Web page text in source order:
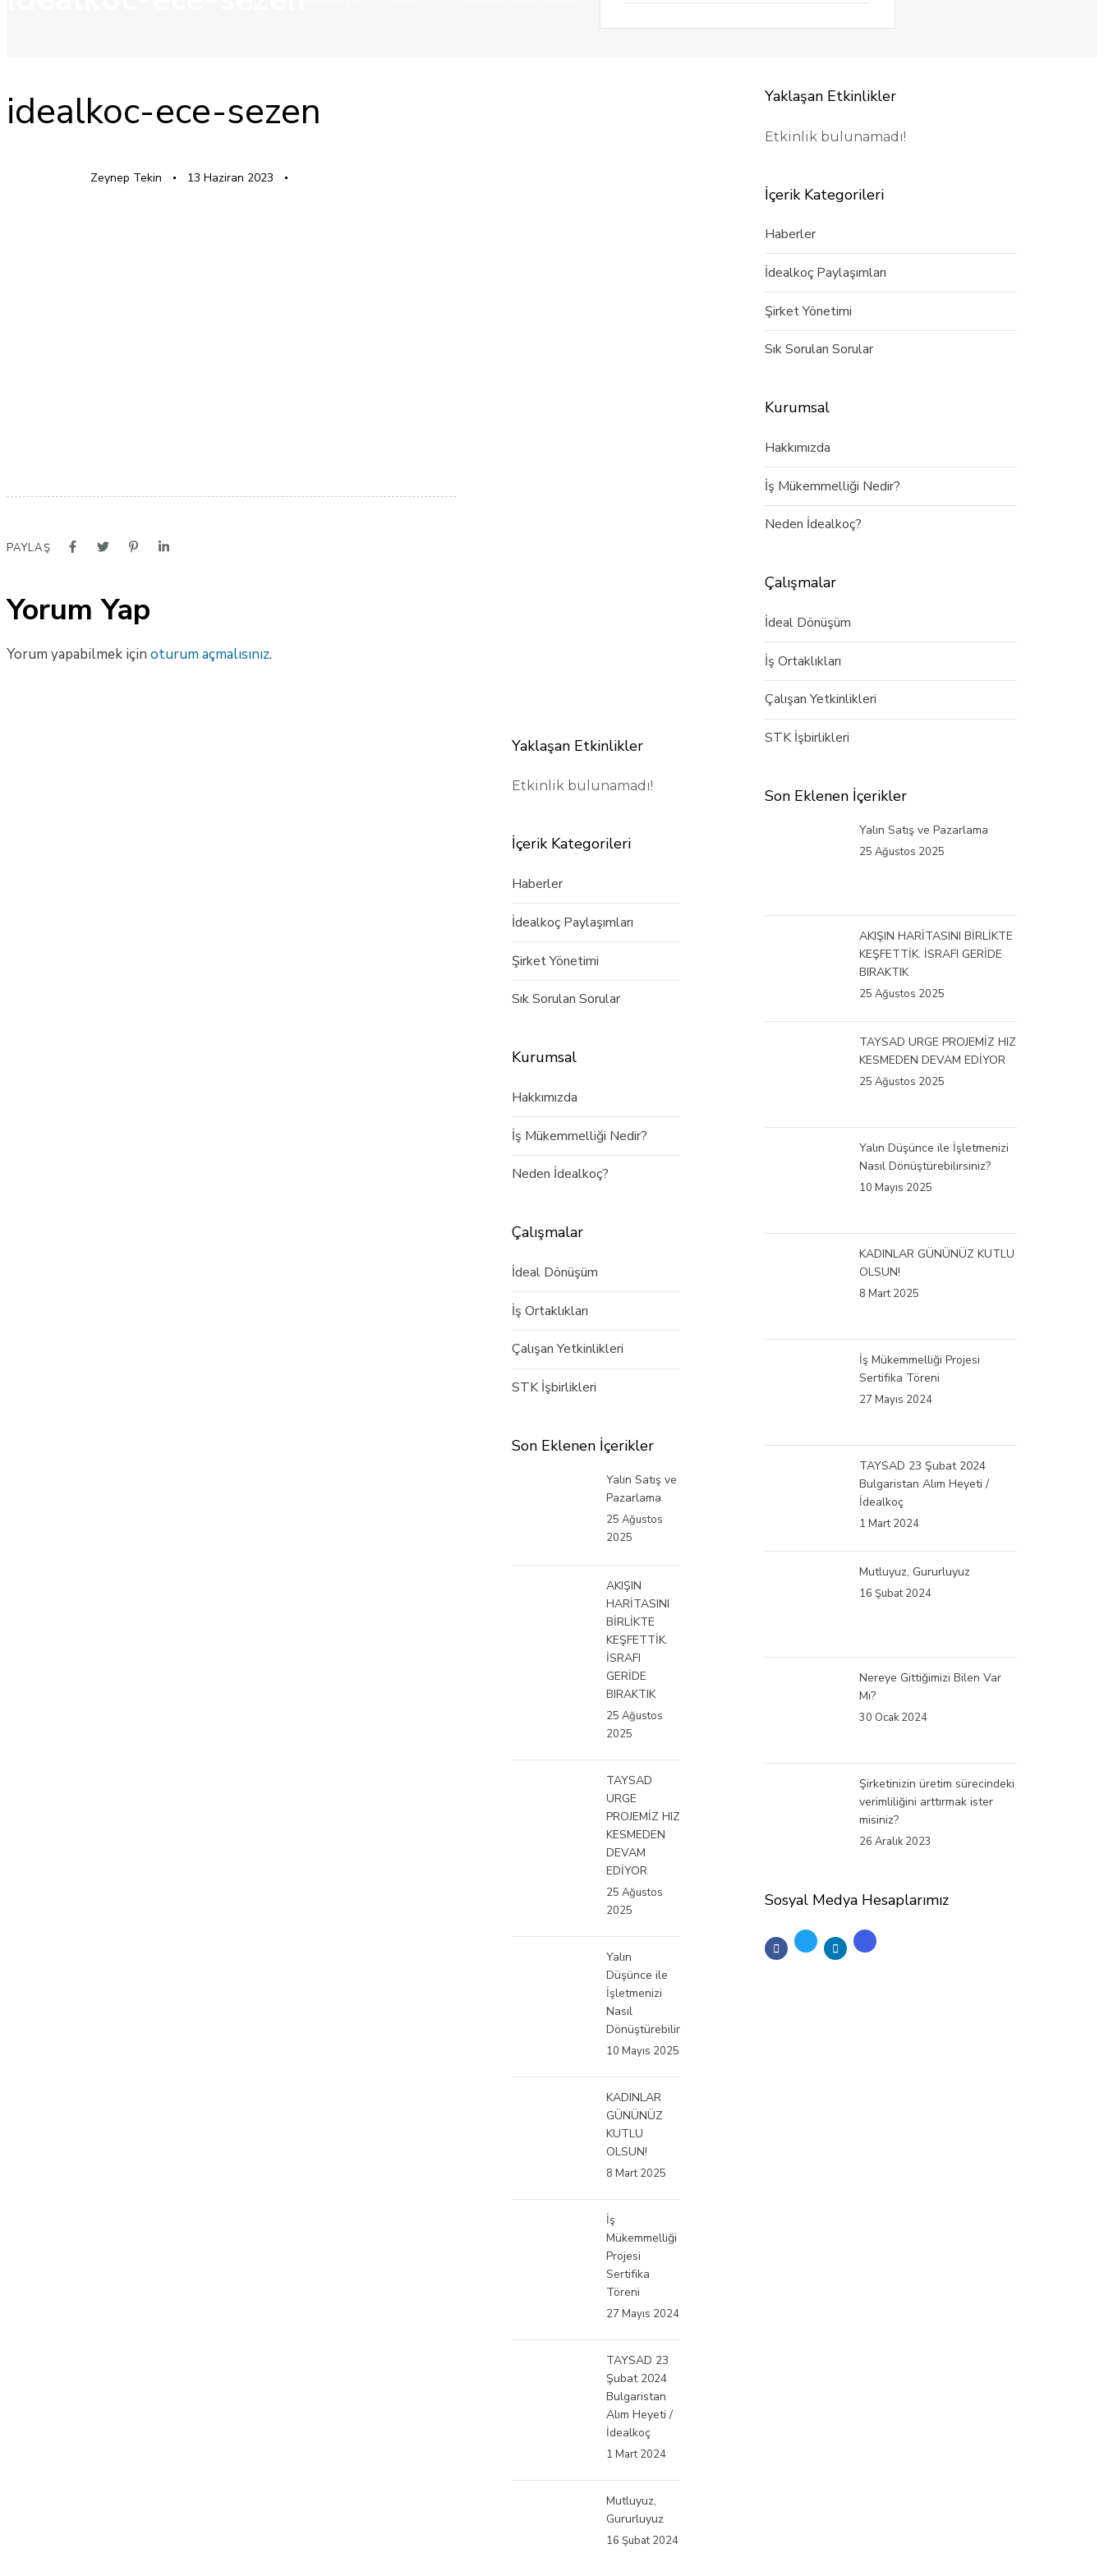
idealkoc-ece-sezen
Zeynep Tekin 13 Haziran 2023
PAYLAŞ
Yorum Yap
Yorum yapabilmek için oturum açmalısınız.
Yaklaşan Etkinlikler
Etkinlik bulunamadı!
İçerik Kategorileri
Haberler
İdealkoç Paylaşımları
Şirket Yönetimi
Sık Sorulan Sorular
Kurumsal
Hakkımızda
İş Mükemmelliği Nedir?
Neden İdealkoç?
Çalışmalar
İdeal Dönüşüm
İş Ortaklıkları
Çalışan Yetkinlikleri
STK İşbirlikleri
Son Eklenen İçerikler
Yalın Satış ve
Pazarlama
25 Ağustos
2025
AKIŞIN
HARİTASINI
BİRLİKTE
KEŞFETTİK.
İSRAFI
GERİDE
BIRAKTIK
25 Ağustos
2025
TAYSAD
URGE
PROJEMİZ HIZ
KESMEDEN
DEVAM
EDİYOR
25 Ağustos
2025
Yalın
Düşünce ile
İşletmenizi
Nasıl
Dönüştürebilirsiniz?
10 Mayıs 2025
KADINLAR
GÜNÜNÜZ
KUTLU
OLSUN!
8 Mart 2025
İş
Mükemmelliği
Projesi
Sertifika
Töreni
27 Mayıs 2024
TAYSAD 23
Şubat 2024
Bulgaristan
Alım Heyeti /
İdealkoç
1 Mart 2024
Mutluyuz,
Gururluyuz
16 Şubat 2024
Yaklaşan Etkinlikler
Etkinlik bulunamadı!
İçerik Kategorileri
Haberler
İdealkoç Paylaşımları
Şirket Yönetimi
Sık Sorulan Sorular
Kurumsal
Hakkımızda
İş Mükemmelliği Nedir?
Neden İdealkoç?
Çalışmalar
İdeal Dönüşüm
İş Ortaklıkları
Çalışan Yetkinlikleri
STK İşbirlikleri
Son Eklenen İçerikler
Yalın Satış ve Pazarlama
25 Ağustos 2025
AKIŞIN HARİTASINI BİRLİKTE
KEŞFETTİK. İSRAFI GERİDE
BIRAKTIK
25 Ağustos 2025
TAYSAD URGE PROJEMİZ HIZ
KESMEDEN DEVAM EDİYOR
25 Ağustos 2025
Yalın Düşünce ile İşletmenizi
Nasıl Dönüştürebilirsiniz?
10 Mayıs 2025
KADINLAR GÜNÜNÜZ KUTLU
OLSUN!
8 Mart 2025
İş Mükemmelliği Projesi
Sertifika Töreni
27 Mayıs 2024
TAYSAD 23 Şubat 2024
Bulgaristan Alım Heyeti /
İdealkoç
1 Mart 2024
Mutluyuz, Gururluyuz
16 Şubat 2024
Nereye Gittiğimizi Bilen Var
Mı?
30 Ocak 2024
Şirketinizin üretim sürecindeki
verimliliğini arttırmak ister
misiniz?
26 Aralık 2023
Sosyal Medya Hesaplarımız